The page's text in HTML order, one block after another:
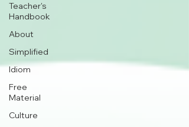
Teacher's
Handbook
About
Simplified
Idiom
Free
Material
Culture